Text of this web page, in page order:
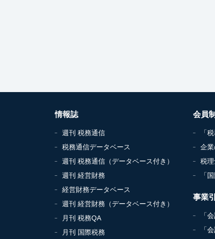
情報誌
週刊 税務通信
税務通信データベース
週刊 税務通信（データベース付き）
週刊 経営財務
経営財務データベース
週刊 経営財務（データベース付き）
月刊 税務QA
月刊 国際税務
会員
「
企
税
「
事業
「
「